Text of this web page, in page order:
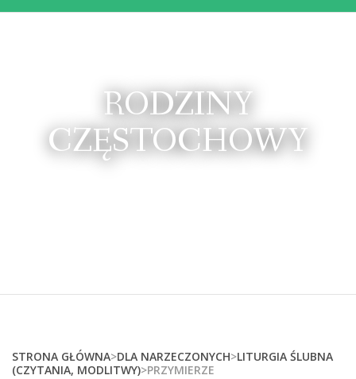
RODZINY
CZĘSTOCHOWY
STRONA GŁÓWNA>DLA NARZECZONYCH>LITURGIA ŚLUBNA
(CZYTANIA, MODLITWY)>PRZYMIERZE